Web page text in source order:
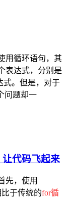
用循环语句，其
表达式，分别是
式。但是，对于
问题却一
代码飞起来
先，使用
于传统的for循